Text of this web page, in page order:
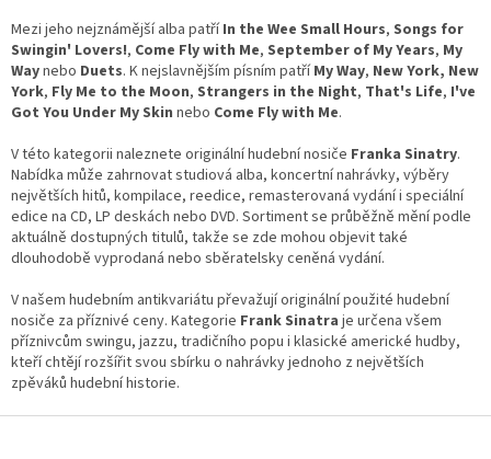
i
s
u
Mezi jeho nejznámější alba patříIn the Wee Small Hours, Songs for
Swingin' Lovers!, Come Fly with Me, September of My Years, My
Waynebo Duets. K nejslavnějším písním patříMy Way, New York, New
York, Fly Me to the Moon, Strangers in the Night, That's Life, I've
Got You Under My Skin nebo Come Fly with Me.
V této kategorii naleznete originální hudební nosiče Franka Sinatry.
Nabídka může zahrnovat studiová alba, koncertní nahrávky, výběry
největších hitů, kompilace, reedice, remasterovaná vydání i speciální
edice na CD, LP deskách nebo DVD. Sortiment se průběžně mění podle
aktuálně dostupných titulů, takže se zde mohou objevit také
dlouhodobě vyprodaná nebo sběratelsky ceněná vydání.
V našem hudebním antikvariátu převažují originální použité hudební
nosiče za příznivé ceny. Kategorie Frank Sinatra je určena všem
příznivcům swingu, jazzu, tradičního popu i klasické americké hudby,
kteří chtějí rozšířit svou sbírku o nahrávky jednoho z největších
zpěváků hudební historie.